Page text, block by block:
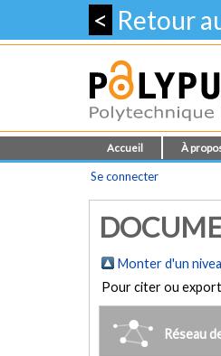
< Retour
Accueil À
Se connecter
Monter d'un
Pour citer ou
Réseau